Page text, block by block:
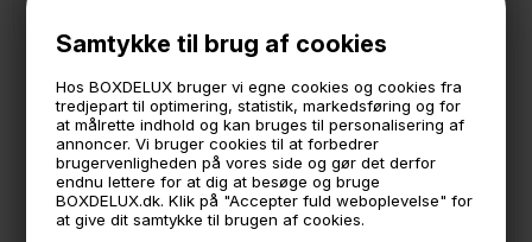
Samtykke til brug af cookies
Hos BOXDELUX bruger vi egne cookies og cookies fra
tredjepart til optimering, statistik, markedsføring og for
at målrette indhold og kan bruges til personalisering af
annoncer. Vi bruger cookies til at forbedrer
brugervenligheden på vores side og gør det derfor
endnu lettere for at dig at besøge og bruge
BOXDELUX.dk. Klik på "Accepter fuld weboplevelse" for
at give dit samtykke til brugen af cookies.
🕚 Bestil inden 11 & vi sender samme dag på hverdage
🧺 Kan du lægge varen i kurven, er den på lager
🌟 4,9 med over 1200 anmeldelser ★★★★★
📦 Fragtfri v. køb over 999,- ellers fra 49,- med GLS
💳 Betal med